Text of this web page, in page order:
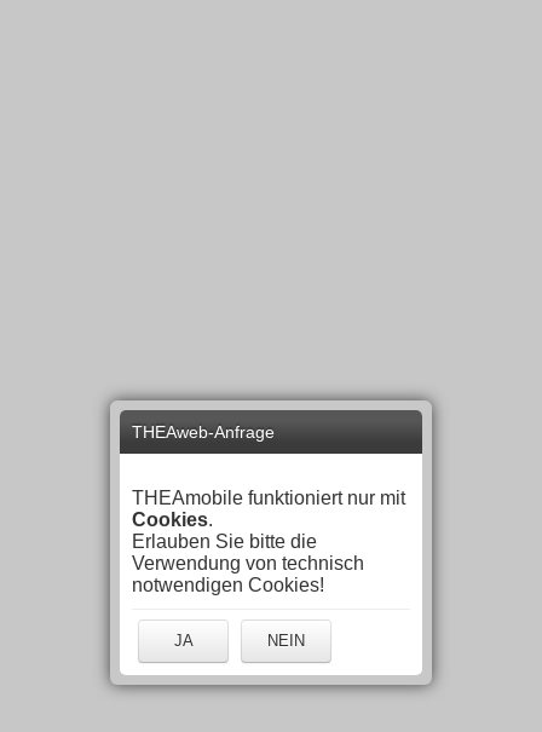
THEAweb-Anfrage
THEAmobile funktioniert nur mit
Cookies.
Erlauben Sie bitte die
Verwendung von technisch
notwendigen Cookies!
JA NEIN